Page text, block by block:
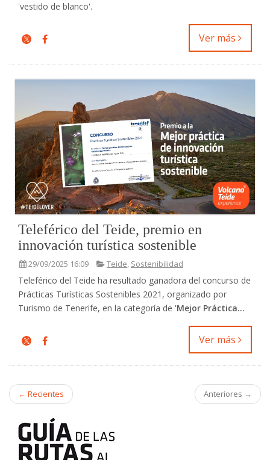
'vestido de blanco'.
Ver más
Teleférico del Teide, premio en
innovación turística sostenible
29/09/2025 16:09 Teide, Sostenibilidad
Teleférico del Teide ha resultado ganadora del concurso de
Prácticas Turísticas Sostenibles 2021, organizado por
Turismo de Tenerife, en la categoría de 'Mejor Práctica...
Ver más
← Recientes Anteriores →